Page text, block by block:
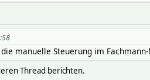
manuelle Steuerung im
Thread berichten.